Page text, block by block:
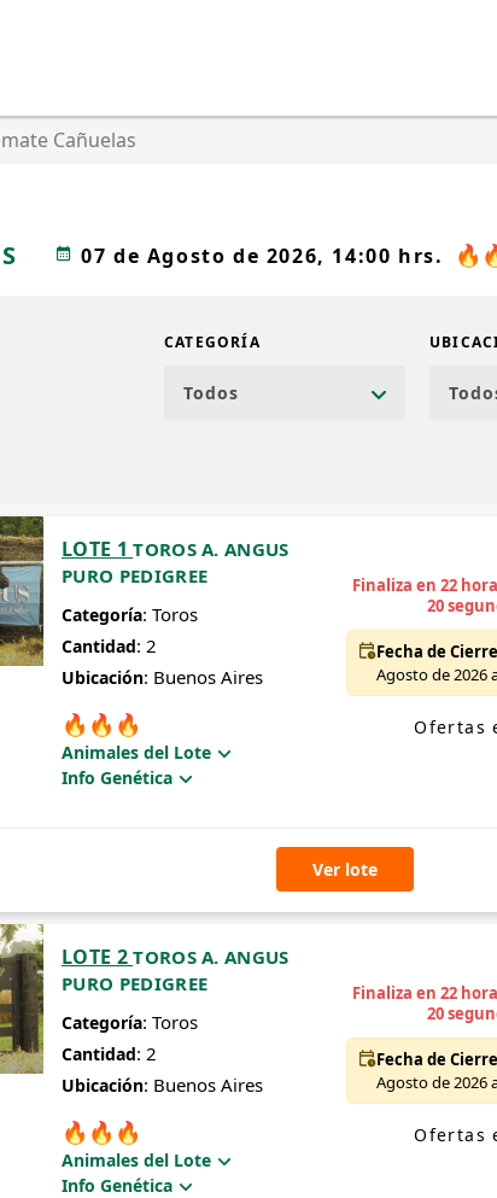
Cañuelas
07 de Agosto de 2026, 14:00 hrs. 🔥
CATEGORÍA
Todos
LOTE 1 TOROS A. ANGUS
PURO PEDIGREE
Categoría: Toros
Cantidad: 2
Ubicación: Buenos Aires
🔥 🔥 🔥
Animales del Lote
Info Genética
Finaliza en 22
19
Fecha de
Agosto de 2026
Ofertas
Ver lote
LOTE 2 TOROS A. ANGUS
PURO PEDIGREE
Categoría: Toros
Cantidad: 2
Ubicación: Buenos Aires
🔥 🔥 🔥
Animales del Lote
Info Genética
Finaliza en 22
19
Fecha de
Agosto de 2026
Ofertas